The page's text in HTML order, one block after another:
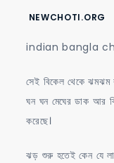
indian bangla
সেই বিকেল থেকে ঝমঝম
ঘন ঘন মেঘের ডাক আর
করেছে।
ঝড় শুরু হতেই কেন যে